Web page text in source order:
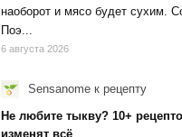
наоборот и мясо будет сухим.
Поэ...
6 августа 2026
Sensanome к рецепту
Не любите тыкву? 10+
изменят всё